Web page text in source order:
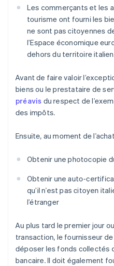
Les commerçants et les
tourisme ont fourni les
ne sont pas citoyennes de
l’Espace économique
dehors du territoire
Avant de faire valoir
biens ou le prestataire de
préavis du respect de
des impôts.
Ensuite, au moment de
Obtenir une photocopie
Obtenir une auto-
qu’il n’est pas citoyen
l’étranger
Au plus tard le premier jour
transaction, le fournisseur
déposer les fonds collectés
bancaire. Il doit également